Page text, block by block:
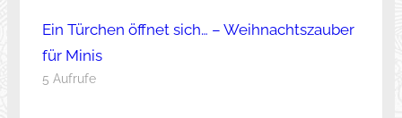
Ein Türchen öffnet sich… – Weihnachtszauber
für Minis
5 Aufrufe